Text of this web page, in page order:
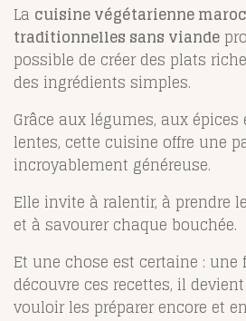
La cuisine végétarienne
traditionnelles sans viande
possible de créer des plats
des ingrédients simples.
Grâce aux légumes, aux
lentes, cette cuisine offre une
incroyablement généreuse.
Elle invite à ralentir, à prendre
et à savourer chaque bouchée.
Et une chose est certaine : une
découvre ces recettes, il
vouloir les préparer encore et